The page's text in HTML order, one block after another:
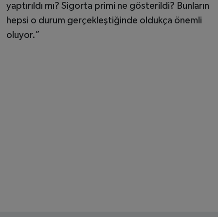
yaptırıldı mı? Sigorta primi ne gösterildi? Bunların
hepsi o durum gerçekleştiğinde oldukça önemli
oluyor.”